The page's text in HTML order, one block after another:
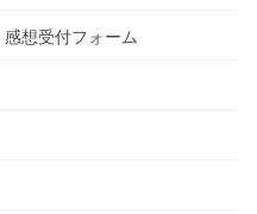
想受付フォーム